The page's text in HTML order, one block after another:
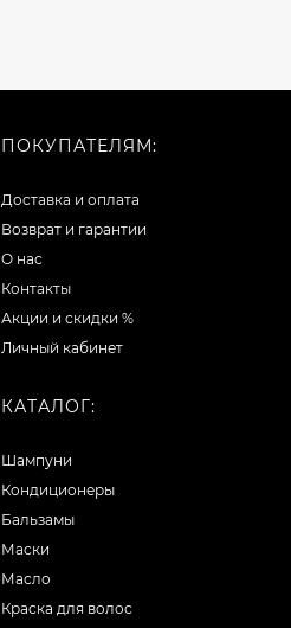
ПОКУПАТЕЛЯМ:
Доставка и оплата
Возврат и гарантии
О нас
Контакты
Акции и скидки %
Личный кабинет
КАТАЛОГ:
Шампуни
Кондиционеры
Бальзамы
Маски
Масло
Краска для волос